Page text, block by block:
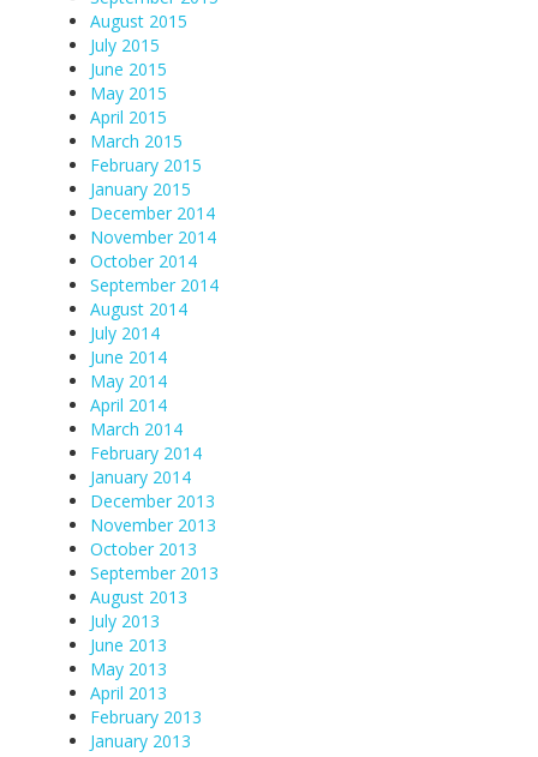
August 2015
July 2015
June 2015
May 2015
April 2015
March 2015
February 2015
January 2015
December 2014
November 2014
October 2014
September 2014
August 2014
July 2014
June 2014
May 2014
April 2014
March 2014
February 2014
January 2014
December 2013
November 2013
October 2013
September 2013
August 2013
July 2013
June 2013
May 2013
April 2013
February 2013
January 2013